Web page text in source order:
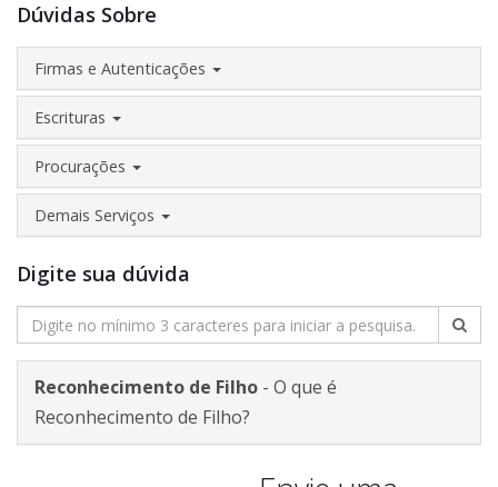
Dúvidas Sobre
Firmas e Autenticações
Escrituras
Procurações
Demais Serviços
Digite sua dúvida
Reconhecimento de Filho - O que é
Reconhecimento de Filho?